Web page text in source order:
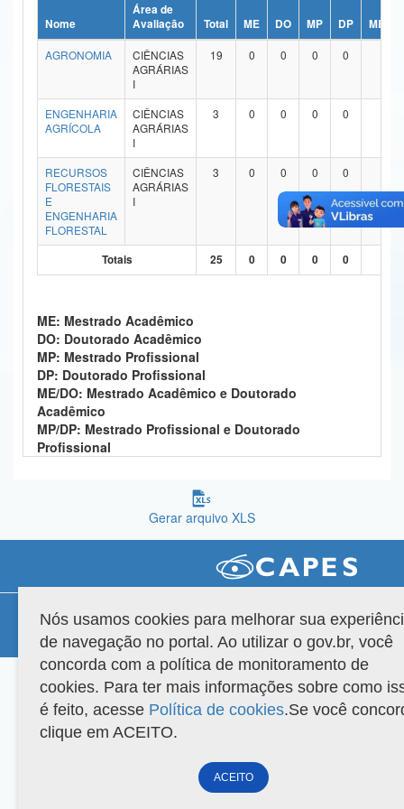
Ministério da Ciência, Tecnologia, Inovações e Comunicações
Ministério do Meio Ambiente
Ministério do Desenvolvimento Regional
Controladoria-Geral da União
Ministério da Mulher, da Família e dos Direitos Humanos
Secretaria-Geral
Secretaria de Governo
Advocacia-Geral da União
Banco Central do Brasil
Planalto
Nome
Área de
Avaliação
Total ME DO MP DP
ME/DO
AGRONOMIA
CIÊNCIAS
AGRÁRIAS
I
19 0 0 0 0
ENGENHARIA
AGRÍCOLA
CIÊNCIAS
AGRÁRIAS
I
3 0 0 0 0
RECURSOS
FLORESTAIS
E
ENGENHARIA
FLORESTAL
CIÊNCIAS
AGRÁRIAS
I
3 0 0 0 0
Totais 25 0 0 0 0
ME: Mestrado Acadêmico
DO: Doutorado Acadêmico
MP: Mestrado Profissional
DP: Doutorado Profissional
ME/DO: Mestrado Acadêmico e Doutorado
Acadêmico
MP/DP: Mestrado Profissional e Doutorado
Profissional
Gerar arquivo XLS
Versão do sistema: 3.88.9 Copyright 2022 Capes. Todos os direitos reservados.
Nós usamos cookies para melhorar sua
de navegação no portal. Ao utilizar o gov.br, você
concorda com a política de monitoramento de
cookies. Para ter mais informações sobre como
é feito, acesse Política de cookies.Se você
clique em ACEITO.
ACEITO